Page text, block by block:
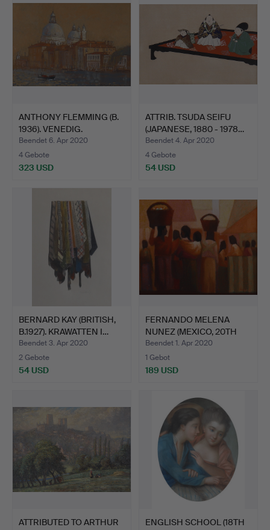
ANTHONY FLEMMING (B.
1936). VENEDIG.
Beendet 6. Apr 2020
4 Gebote
323 USD
ATTRIB. TSUDA SEIFU
(JAPANESE, 1880 - 1978…
Beendet 4. Apr 2020
4 Gebote
54 USD
BERNARD KAY (BRITISH,
B.1927). KRAWATTEN I…
Beendet 3. Apr 2020
2 Gebote
54 USD
FERNANDO MELENA
NUNEZ (MEXICO, 20TH
CENTUR…
Beendet 1. Apr 2020
1 Gebot
189 USD
ATTRIBUTED TO ARTHUR
ENGLISH SCHOOL (18TH